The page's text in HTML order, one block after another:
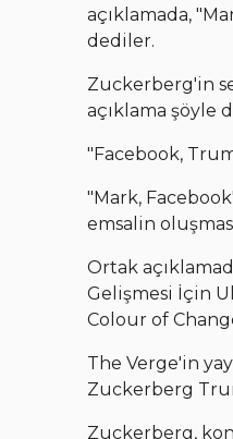
açıklamada,
dediler.
Zuckerberg'in
açıklama şöyle
"Facebook,
"Mark,
emsalin
Ortak
Gelişmesi İçin
Colour of
The Verge'in
Zuckerberg
Zuckerberg,